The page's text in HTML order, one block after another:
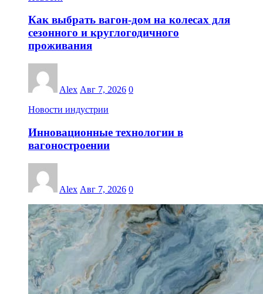
Как выбрать вагон-дом на колесах для
сезонного и круглогодичного
проживания
Alex Авг 7, 2026 0
Новости индустрии
Инновационные технологии в
вагоностроении
Alex Авг 7, 2026 0